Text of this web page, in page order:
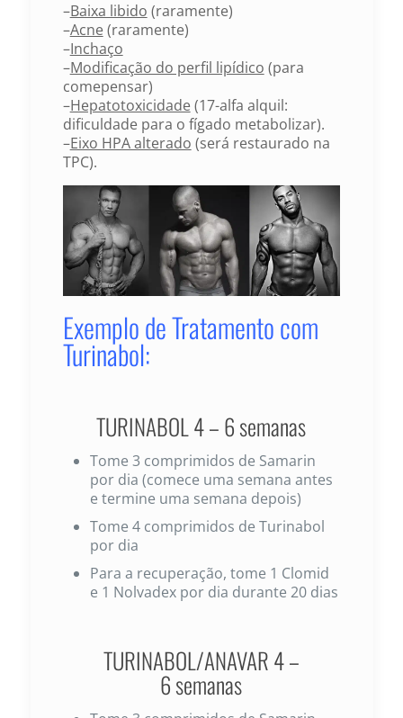
–Baixa libido (raramente)
–Acne(raramente)
–Inchaço
–Modificação do perfil lipídico (para
comepensar)
–Hepatotoxicidade(17-alfa alquil:
dificuldade para o fígado metabolizar).
–Eixo HPA alterado (será restaurado na
TPC).
Exemplo de Tratamento com
Turinabol:
TURINABOL 4 – 6 semanas
Tome 3 comprimidos de Samarin
por dia (comece uma semana antes
e termine uma semana depois)
Tome 4 comprimidos de Turinabol
por dia
Para a recuperação, tome 1 Clomid
e 1 Nolvadex por dia durante 20 dias
TURINABOL/ANAVAR 4 –
6 semanas